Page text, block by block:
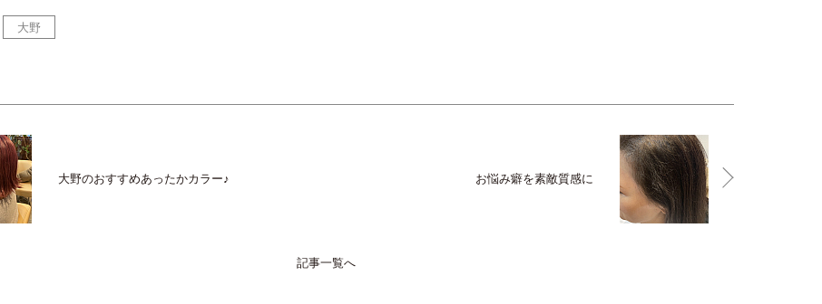
大野
大野のおすすめあったかカラー♪ お悩み癖を素敵質感に
記事一覧へ